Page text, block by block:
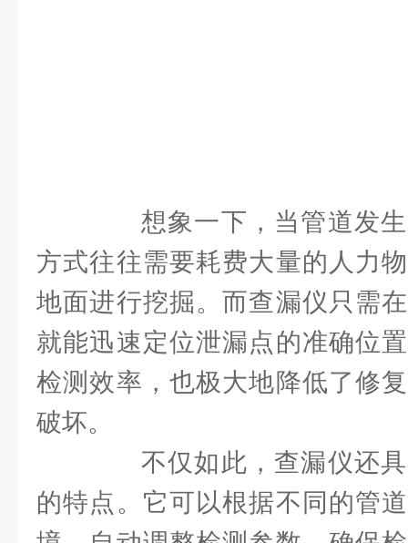
想象一下，当管道发生
方式往往需要耗费大量的人力
地面进行挖掘。而查漏仪只需
就能迅速定位泄漏点的准确位
检测效率，也极大地降低了修
破坏。
不仅如此，查漏仪还具
的特点。它可以根据不同的管